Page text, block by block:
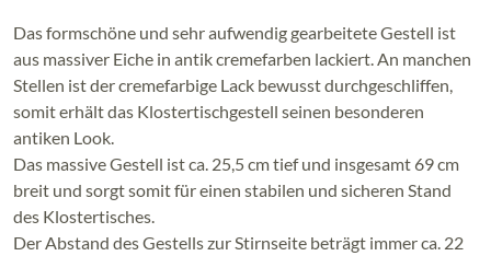
Das formschöne und sehr aufwendig gearbeitete Gestell ist
aus massiver Eiche in antik cremefarben lackiert. An manchen
Stellen ist der cremefarbige Lack bewusst durchgeschliffen,
somit erhält das Klostertischgestell seinen besonderen
antiken Look.
Das massive Gestell ist ca. 25,5 cm tief und insgesamt 69 cm
breit und sorgt somit für einen stabilen und sicheren Stand
des Klostertisches.
Der Abstand des Gestells zur Stirnseite beträgt immer ca. 22